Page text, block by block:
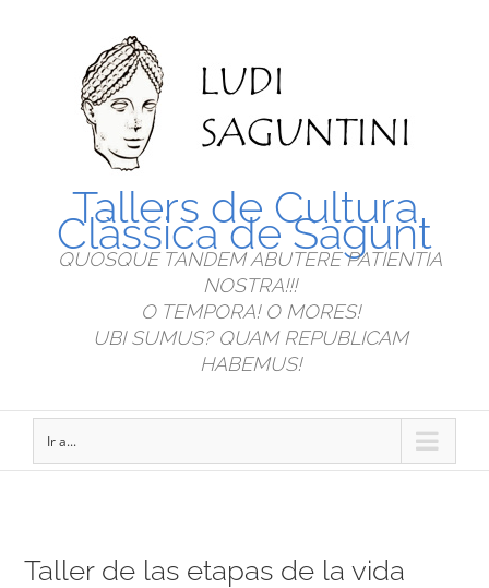
Tallers de Cultura
Clàssica de Sagunt
QUOSQUE TANDEM ABUTERE PATIENTIA
NOSTRA!!!
O TEMPORA! O MORES!
UBI SUMUS? QUAM REPUBLICAM
HABEMUS!
Ir a...
Taller de las etapas de la vida